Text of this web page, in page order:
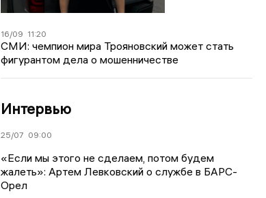
16/09 11:20
СМИ: чемпион мира Трояновский может стать
фигурантом дела о мошенничестве
Интервью
25/07 09:00
«Если мы этого не сделаем, потом будем
жалеть»: Артем Левковский о службе в БАРС-
Орел